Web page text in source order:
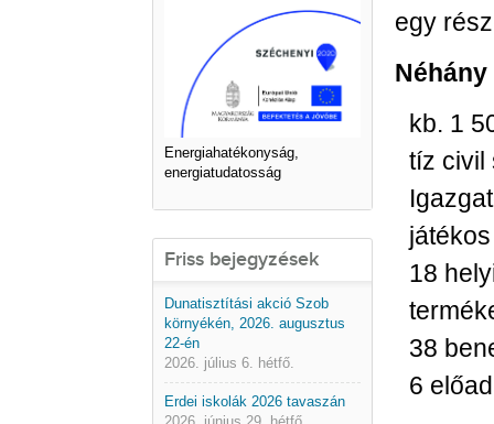
Energiahatékonyság,
energiatudatosság
Friss bejegyzések
Dunatisztítási akció Szob
környékén, 2026. augusztus
22-én
2026. július 6. hétfő.
Erdei iskolák 2026 tavaszán
egy
kb. 1
tíz civil
18
38
6